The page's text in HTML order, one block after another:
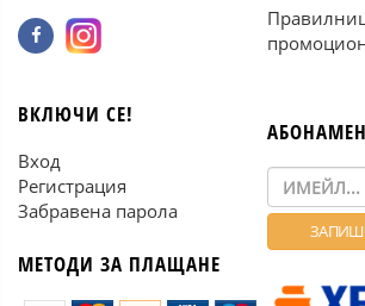
ВКЛЮЧИ СЕ!
Вход
Регистрация
Забравена парола
МЕТОДИ ЗА ПЛАЩАНЕ